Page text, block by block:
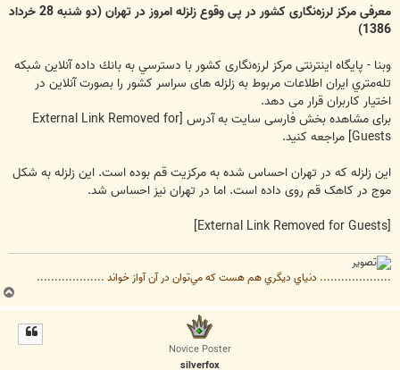
ت
معرفی مركز لرزه‌نگاری کشور در پی وقوع زلزله امروز در تهران (دو شنبه 28 خرداد
1386)
وبنا - پايگاه اينترنتی مركز لرزه‌نگاری کشور با دسترسي به بانك داده آنلاين شبكه
تله‌متري ايران اطلاعات مربوط به زلزله های سراسر کشور را بصورت آنلاین در
اختیار کاربران قرار می دهد.
برای مشاهده بخش فارسی سایت به آدرس [External Link Removed for
Guests] مراجعه کنید.
این زلزله که در تهران احساس شده به مرکزیت قم بوده است. این زلزله به شکل
موج در کاهک قم روی داده است. اما در تهران نیز احساس شد.
[External Link Removed for Guests]
.................... دنياي ديگري هم هست كه مي‌توان در آن آواز خواند ...................
Novice Poster
silverfox